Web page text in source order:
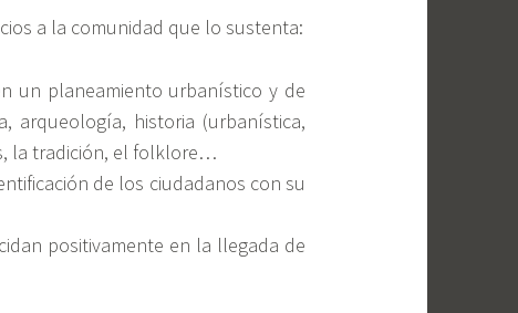
a la comunidad que lo sustenta:
un planeamiento urbanístico y de
arqueología, historia (urbanística,
la tradición, el folklore…
de los ciudadanos con su
positivamente en la llegada de